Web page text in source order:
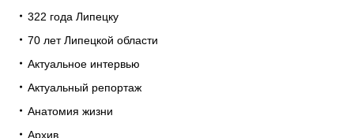
322 года Липецку
70 лет Липецкой области
Актуальное интервью
Актуальный репортаж
Анатомия жизни
Архив